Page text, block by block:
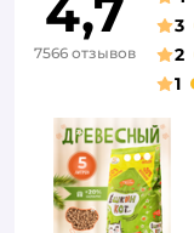
4,7
7566 отзывов
3
2
1